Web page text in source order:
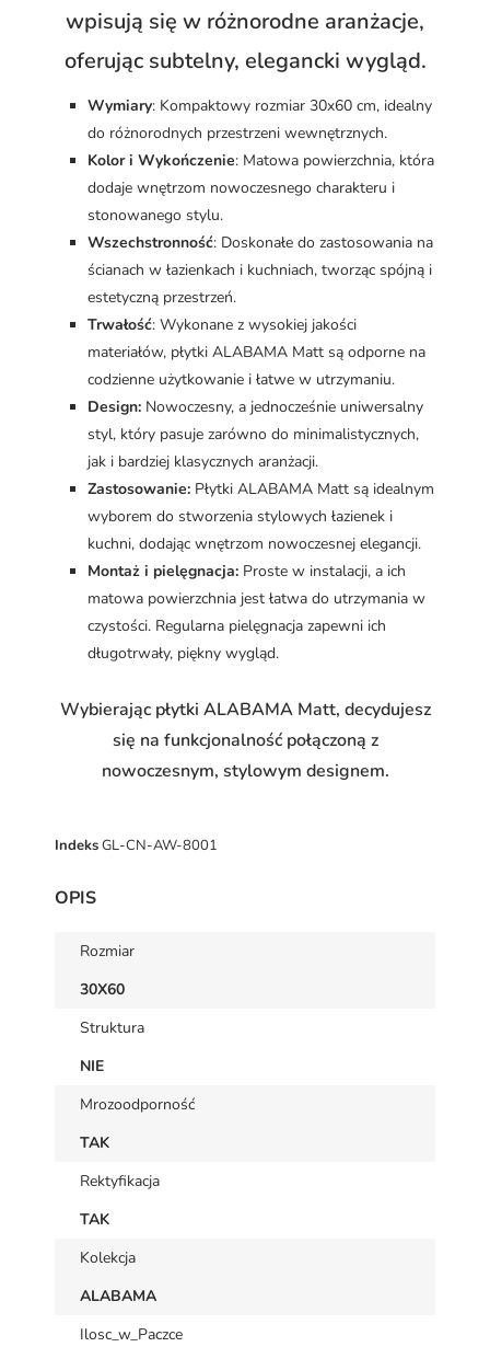
wpisują się w różnorodne aranżacje,
oferując subtelny, elegancki wygląd.
Wymiary: Kompaktowy rozmiar 30x60 cm, idealny
do różnorodnych przestrzeni wewnętrznych.
Kolor i Wykończenie: Matowa powierzchnia, która
dodaje wnętrzom nowoczesnego charakteru i
stonowanego stylu.
Wszechstronność: Doskonałe do zastosowania na
ścianach w łazienkach i kuchniach, tworząc spójną i
estetyczną przestrzeń.
Trwałość: Wykonane z wysokiej jakości
materiałów, płytki ALABAMA Matt są odporne na
codzienne użytkowanie i łatwe w utrzymaniu.
Design: Nowoczesny, a jednocześnie uniwersalny
styl, który pasuje zarówno do minimalistycznych,
jak i bardziej klasycznych aranżacji.
Zastosowanie: Płytki ALABAMA Matt są idealnym
wyborem do stworzenia stylowych łazienek i
kuchni, dodając wnętrzom nowoczesnej elegancji.
Montaż i pielęgnacja: Proste w instalacji, a ich
matowa powierzchnia jest łatwa do utrzymania w
czystości. Regularna pielęgnacja zapewni ich
długotrwały, piękny wygląd.
Wybierając płytki ALABAMA Matt, decydujesz
się na funkcjonalność połączoną z
nowoczesnym, stylowym designem.
IndeksGL-CN-AW-8001
OPIS
Rozmiar
30X60
Struktura
NIE
Mrozoodporność
TAK
Rektyfikacja
TAK
Kolekcja
ALABAMA
Ilosc_w_Paczce